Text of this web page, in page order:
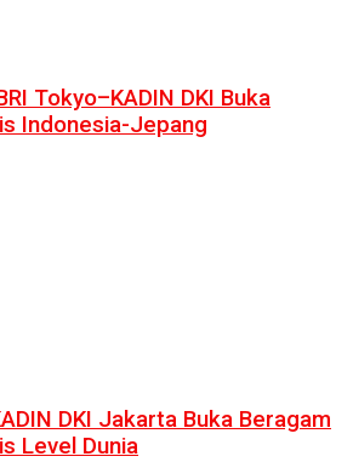
Tokyo–KADIN DKI Buka
Indonesia-Jepang
DKI Jakarta Buka Beragam
Level Dunia